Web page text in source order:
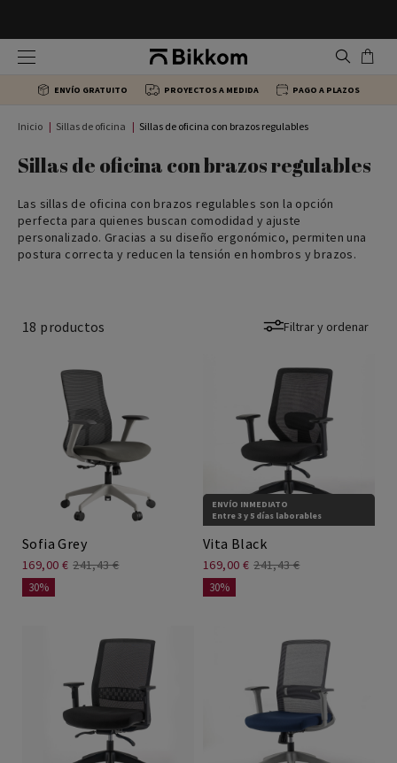
ENVÍO GRATUITO PROYECTOS A MEDIDA PAGO A PLAZOS
Inicio Sillas de oficina Sillas de oficina con brazos regulables
Sillas de oficina con brazos regulables
Las sillas de oficina con brazos regulables son la opción
perfecta para quienes buscan comodidad y ajuste
personalizado. Gracias a su diseño ergonómico, permiten una
postura correcta y reducen la tensión en hombros y brazos.
Filtrar y ordenar
18 productos
Sofia Grey
169,00 € 241,43 €
30%
ENVÍO INMEDIATO
Entre 3 y 5 días laborables
Vita Black
169,00 € 241,43 €
30%
Sillas ergonómicas
Sillas de dirección
Sillas para colectividades
Sillas de Confidente
Taburetes de oficina
Sillas giratorias
Sillas teletrabajo
Mesas de escritorio Individuales
Mesas multipuesto oficina
Mesas de reuniones
Mesas de dirección
Mesas Altas
Mesas Elevables
Mesa coworking
Escritorios teletrabajo
Armarios de oficina
Cajoneras de escritorio
Estanterías y librerías de oficina
Archivadores
Mostradores de recepción
Mesas Centro
Bancada sala de espera
Sillas recepción